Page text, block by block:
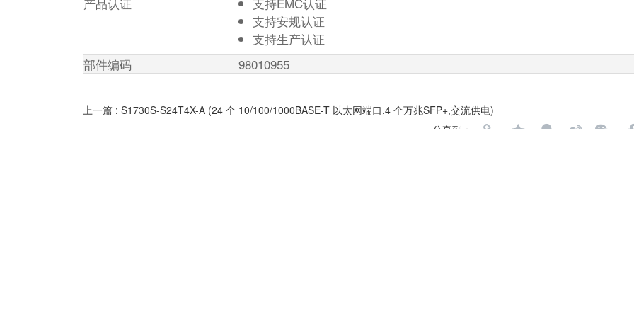
支持安规认证
支持生产认证
部件编码
98010955
上一篇 : S1730S-S24T4X-A (24 个 10/100/1000BASE-T 以太网端口,4 个万兆SFP+,交流供电)
分享到：